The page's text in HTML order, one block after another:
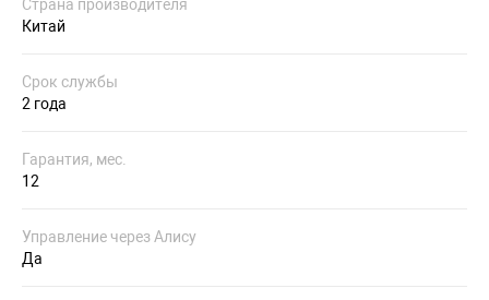
Страна производителя
Китай
Срок службы
2 года
Гарантия, мес.
12
Управление через Алису
Да